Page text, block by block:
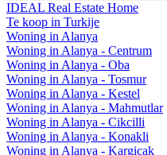
IDEAL Real Estate Home
Te koop in Turkije
Woning in Alanya
Woning in Alanya - Centrum
Woning in Alanya - Oba
Woning in Alanya - Tosmur
Woning in Alanya - Kestel
Woning in Alanya - Mahmutlar
Woning in Alanya - Cikcilli
Woning in Alanya - Konakli
Woning in Alanya - Kargicak